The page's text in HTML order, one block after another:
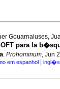
Gouarnaluses,
para la
. Prohominum, Jun
em espanhol ingl�s